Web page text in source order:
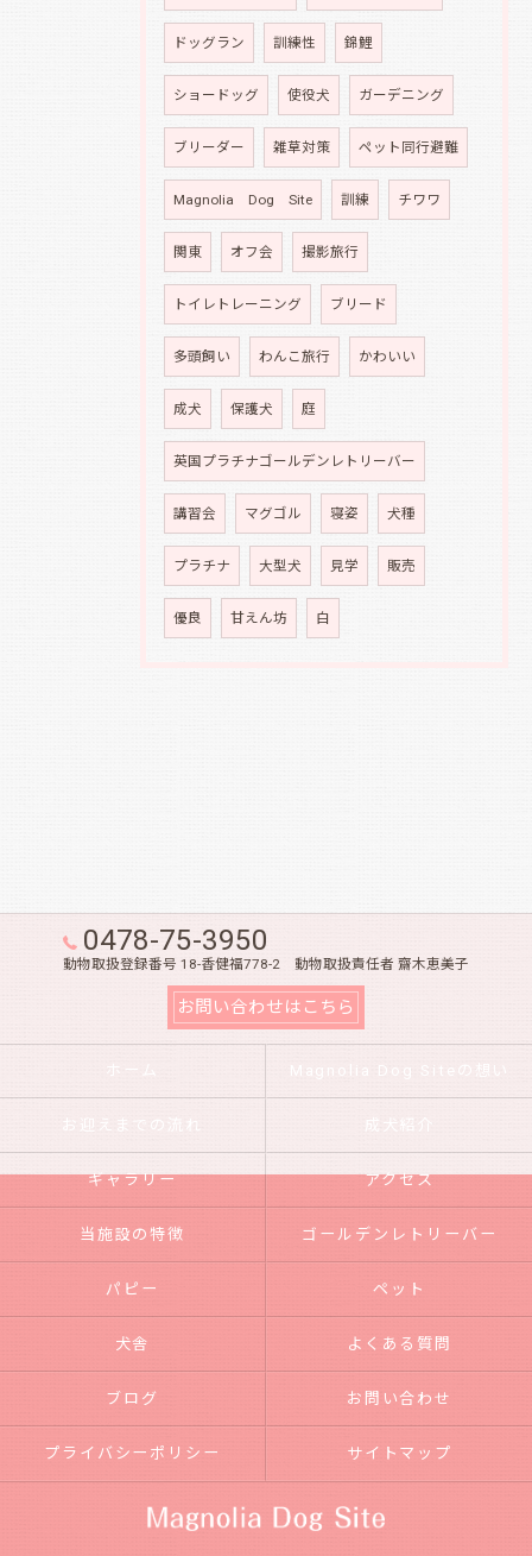
ドッグラン 訓練性 錦鯉
ショードッグ 使役犬 ガーデニング
ブリーダー 雑草対策 ペット同行避難
Magnolia Dog Site 訓練 チワワ
関東 オフ会 撮影旅行
トイレトレーニング ブリード
多頭飼い わんこ旅行 かわいい
成犬 保護犬 庭
英国プラチナゴールデンレトリーバー
講習会 マグゴル 寝姿 犬種
プラチナ 大型犬 見学 販売
優良 甘えん坊 白
0478-75-3950
動物取扱登録番号 18-香健福778-2 動物取扱責任者 齋木恵美子
お問い合わせはこちら
ホーム Magnolia Dog Siteの想い
お迎えまでの流れ 成犬紹介
ギャラリー アクセス
当施設の特徴 ゴールデンレトリーバー
パピー ペット
犬舎 よくある質問
ブログ お問い合わせ
プライバシーポリシー サイトマップ